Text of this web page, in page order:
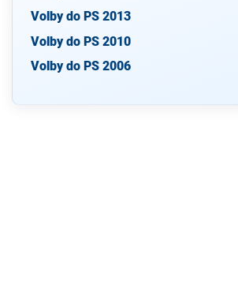
Volby do PS 2013
Volby do PS 2010
Volby do PS 2006